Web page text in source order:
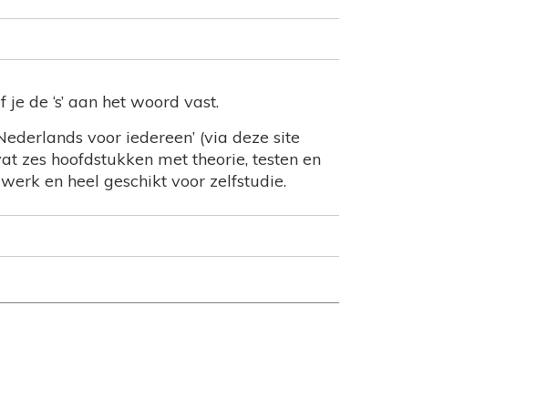
de ‘s’ aan het woord vast.
voor iedereen’ (via deze site
zes hoofdstukken met theorie, testen en
en heel geschikt voor zelfstudie.